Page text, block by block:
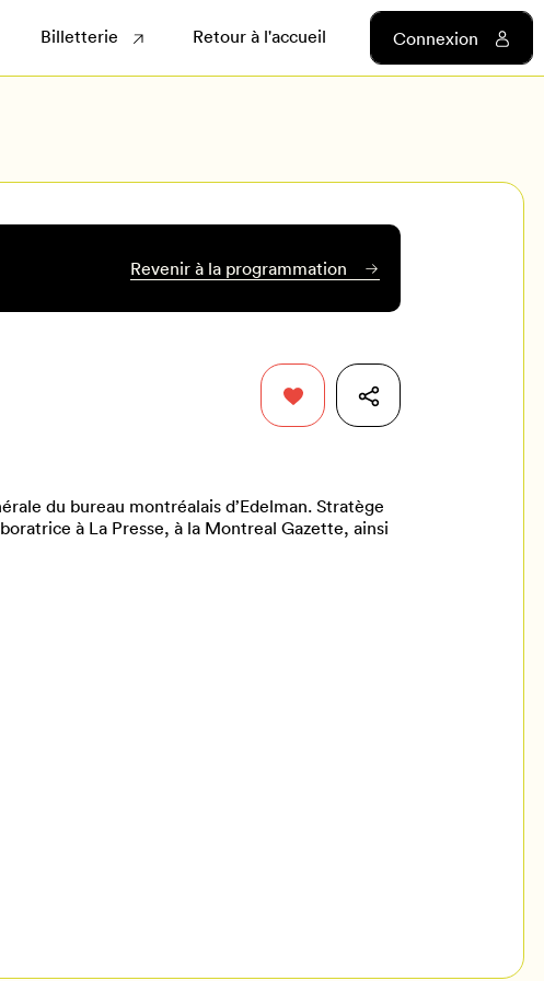
Billetterie Retour à l'accueil Connexion
Revenir à la programmation
du bureau montréalais d’Edelman. Stratège
à La Presse, à la Montreal Gazette, ainsi